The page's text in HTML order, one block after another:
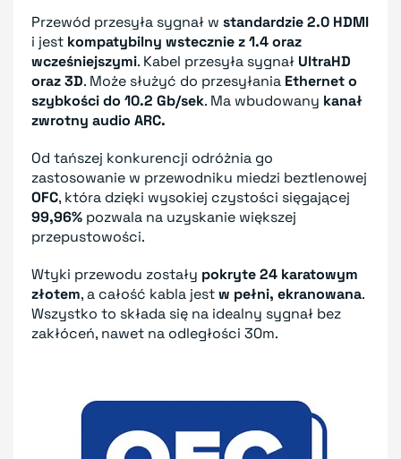
Przewód przesyła sygnał w standardzie 2.0 HDMI
i jest kompatybilny wstecznie z 1.4 oraz
wcześniejszymi. Kabel przesyła sygnał UltraHD
oraz 3D. Może służyć do przesyłania Ethernet o
szybkości do 10.2 Gb/sek. Ma wbudowany kanał
zwrotny audio ARC.
Od tańszej konkurencji odróżnia go
zastosowanie w przewodniku miedzi beztlenowej
OFC, która dzięki wysokiej czystości sięgającej
99,96% pozwala na uzyskanie większej
przepustowości.
Wtyki przewodu zostały pokryte 24 karatowym
złotem, a całość kabla jestw pełni, ekranowana.
Wszystko to składa się na idealny sygnał bez
zakłóceń, nawet na odległości 30m.